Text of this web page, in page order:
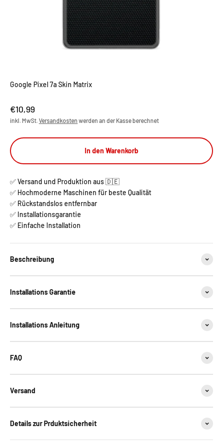
Google Pixel 7a Skin Matrix
Angebot
€10,99
inkl. MwSt.Versandkosten werden an der Kasse berechnet
In den Warenkorb
✅ Versand und Produktion aus 🇩🇪
✅ Hochmoderne Maschinen für beste Qualität
✅ Rückstandslos entfernbar
✅ Installationsgarantie
✅ Einfache Installation
Beschreibung
Installations Garantie
Installations Anleitung
FAQ
Versand
Details zur Prduktsicherheit